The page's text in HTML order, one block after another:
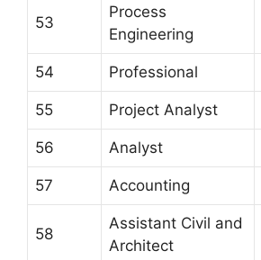
53
Process
Engineering
54 Professional
55 Project Analyst
56 Analyst
57 Accounting
58
Assistant Civil and
Architect